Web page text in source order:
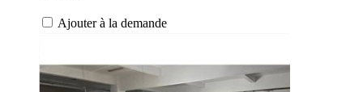
Ajouter à la demande